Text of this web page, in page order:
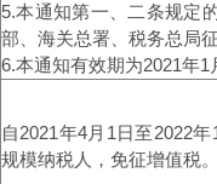
5.本通知第一、二条规定
部、海关总署、税务总局
6.本通知有效期为2021年1
自2021年4月1日至2022
规模纳税人，免征增值税。